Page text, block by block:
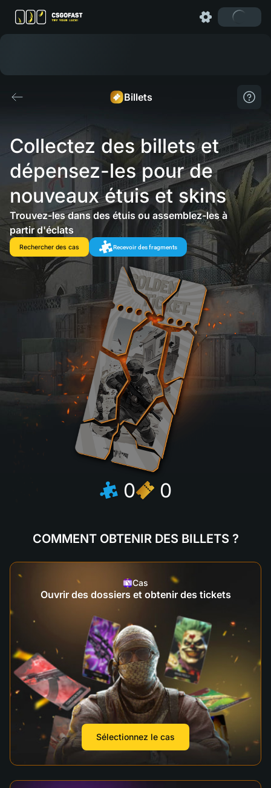
Billets
Collectez des billets et
dépensez-les pour de
nouveaux étuis et skins
Trouvez-les dans des étuis ou assemblez-les à
partir d'éclats
Rechercher des cas Recevoir des fragments
0 0
COMMENT OBTENIR DES BILLETS ?
Cas
Ouvrir des dossiers et obtenir des tickets
Sélectionnez le cas